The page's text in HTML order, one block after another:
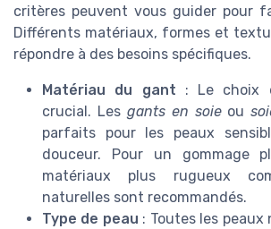
critères peuvent vous guider pour
Différents matériaux, formes et
répondre à des besoins spécifiques.
Matériau du gant : Le choix
crucial. Les gants en soieou
parfaits pour les peaux
douceur. Pour un gommage
matériaux plus rugueux
naturelles sont recommandés.
Type de peau : Toutes les peaux